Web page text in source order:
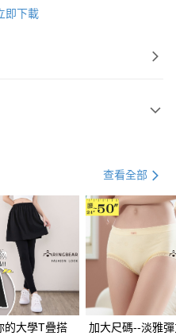
即下載
查看全部
的大學T疊搭
加大尺碼--淡雅